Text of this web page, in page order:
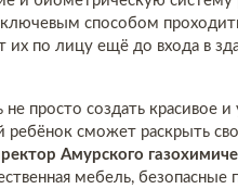
способом
их по лицу ещё до входа в
просто создать красивое
ребёнок сможет раскрыть
Амурского
мебель,